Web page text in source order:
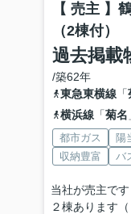
【 売主 】
（2棟付）
過去掲載
/築62年
東急東横線「
横浜線「菊名
都市ガス 陽
収納豊富
バ
当社が売主で
２棟あります